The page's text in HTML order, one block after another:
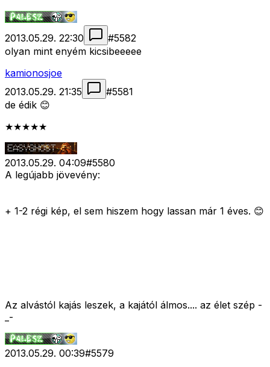
2013.05.29. 22:30 #5582
olyan mint enyém kicsibeeeee
kamionosjoe
2013.05.29. 21:35
#5581
de édik 😊
★★★★★
2013.05.29. 04:09#5580
A legújabb jövevény:
+ 1-2 régi kép, el sem hiszem hogy lassan már 1 éves. 😊
Az alvástól kajás leszek, a kajától álmos.... az élet szép -
_-
2013.05.29. 00:39#5579